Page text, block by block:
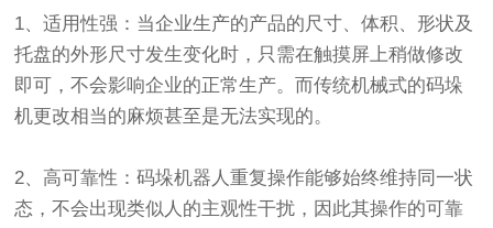
1、适用性强：当企业生产的产品的尺寸、体积、形状及
托盘的外形尺寸发生变化时，只需在触摸屏上稍做修改
即可，不会影响企业的正常生产。而传统机械式的码垛
机更改相当的麻烦甚至是无法实现的。
2、高可靠性：码垛机器人重复操作能够始终维持同一状
态，不会出现类似人的主观性干扰，因此其操作的可靠